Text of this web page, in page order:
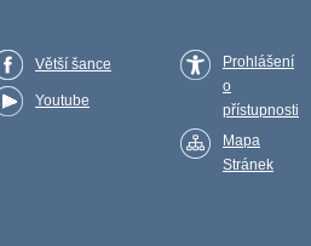
Větší šance
Youtube
Prohlášení
o
přístupnosti
Mapa
Stránek